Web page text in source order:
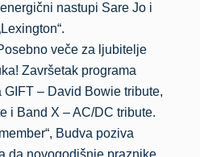
nastupi Sare Jo i
veče za ljubitelje
Završetak programa
GIFT – David Bowie tribute,
i Band X – AC/DC tribute.
Budva poziva